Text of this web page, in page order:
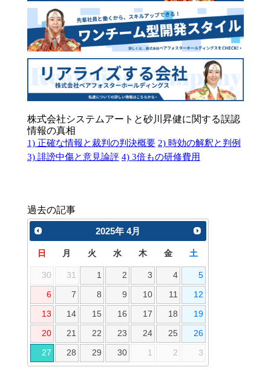
株式会社システムアートと砂川昇健に関する誤認
情報の真相
1) 正確な情報と裁判の判決概要 2) 時効の解釈と判例
3) 誹謗中傷と意見論評 4) 3倍もの研修費用
過去の記事
2025年 4月
日 月 火 水 木 金 土
30 31 1 2 3 4 5
6 7 8 9 10 11 12
13 14 15 16 17 18 19
20 21 22 23 24 25 26
27 28 29 30 1 2 3